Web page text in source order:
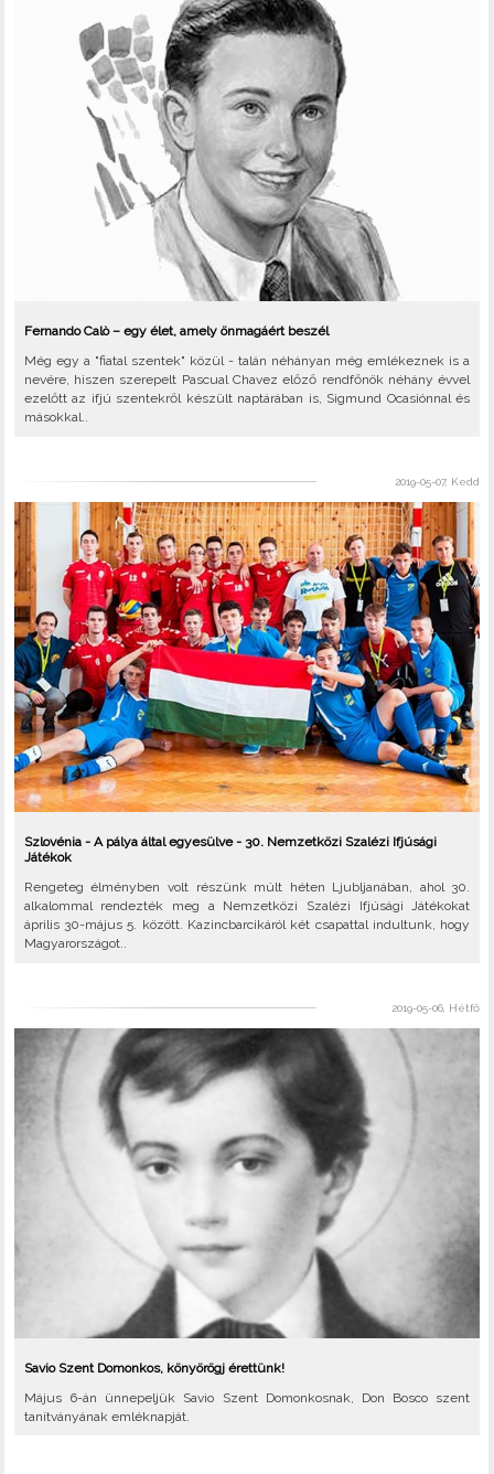
Fernando Calò – egy élet, amely önmagáért beszél
Még egy a "fiatal szentek" közül - talán néhányan még emlékeznek is a
nevére, hiszen szerepelt Pascual Chavez előző rendfőnök néhány évvel
ezelőtt az ifjú szentekről készült naptárában is, Sigmund Ocasiónnal és
másokkal..
2019-05-07, Kedd
Szlovénia - A pálya által egyesülve - 30. Nemzetközi Szalézi Ifjúsági
Játékok
Rengeteg élményben volt részünk múlt héten Ljubljanában, ahol 30.
alkalommal rendezték meg a Nemzetközi Szalézi Ifjúsági Játékokat
április 30-május 5. között. Kazincbarcikáról két csapattal indultunk, hogy
Magyarországot..
2019-05-06, Hétfő
Savio Szent Domonkos, könyörögj érettünk!
Május 6-án ünnepeljük Savio Szent Domonkosnak, Don Bosco szent
tanítványának emléknapját.